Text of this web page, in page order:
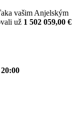
vašim Anjelským
už 1 502 059,00 €